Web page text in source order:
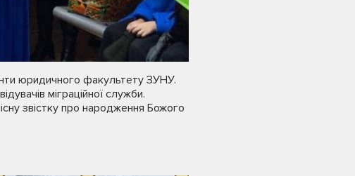
юридичного факультету ЗУНУ.
міграційної служби.
звістку про народження Божого